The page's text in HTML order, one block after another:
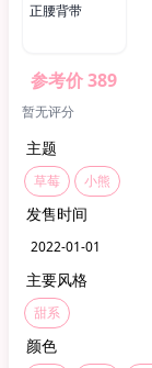
正腰背带
参考价 389
暂无评分
主题
草莓 小熊
发售时间
2022-01-01
主要风格
甜系
颜色